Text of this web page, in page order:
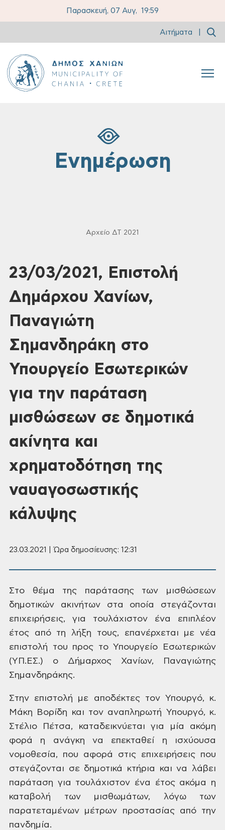
Παρασκευή, 07 Αυγ, 19:59
Αιτήματα
Ενημέρωση
Αρχείο ΔΤ 2021
23/03/2021, Επιστολή
Δημάρχου Χανίων,
Παναγιώτη
Σημανδηράκη στο
Υπουργείο Εσωτερικών
για την παράταση
μισθώσεων σε δημοτικά
ακίνητα και
χρηματοδότηση της
ναυαγοσωστικής
κάλυψης
23.03.2021 | Ώρα δημοσίευσης: 12:31
Στο θέμα της παράτασηςτων μισθώσεων
δημοτικών ακινήτωνστα οποία στεγάζονται
επιχειρήσεις, για τουλάχιστον ένα επιπλέον
έτος απότη λήξη τους, επανέρχεται με νέα
επιστολή του προς το Υπουργείο Εσωτερικών
(ΥΠ.ΕΣ.) ο Δήμαρχος Χανίων, Παναγιώτης
Σημανδηράκης.
Στην επιστολή με αποδέκτες τονΥπουργό, κ.
Μάκη Βορίδη και τον αναπληρωτή Υπουργό, κ.
Στέλιο Πέτσα, καταδεικνύεται για μία ακόμη
φορά η ανάγκη να επεκταθεί η ισχύουσα
νομοθεσία, που αφορά στις επιχειρήσεις που
στεγάζονται σε δημοτικά
κτήρια και να λάβει
παράταση για τουλάχιστον ένα έτος ακόμα η
καταβολή των μισθωμάτων, λόγω των
παρατεταμένων μέτρων προστασίας από την
πανδημία.